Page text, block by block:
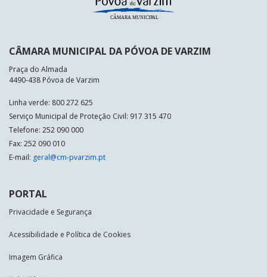
CÂMARA MUNICIPAL DA PÓVOA DE VARZIM
Praça do Almada
4490-438 Póvoa de Varzim
Linha verde: 800 272 625
Serviço Municipal de Proteção Civil: 917 315 470
Telefone: 252 090 000
Fax: 252 090 010
E-mail: geral@cm-pvarzim.pt
PORTAL
Privacidade e Segurança
Acessibilidade e Política de Cookies
Imagem Gráfica